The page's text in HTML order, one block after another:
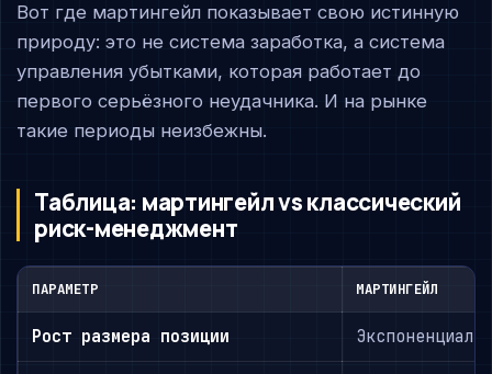
Вот где мартингейл показывает свою истинную
природу: это не система заработка, а система
управления убытками, которая работает до
первого серьёзного неудачника. И на рынке
такие периоды неизбежны.
Таблица: мартингейл vs классический
риск-менеджмент
ПАРАМЕТР МАРТИНГЕЙЛ
Рост размера позиции